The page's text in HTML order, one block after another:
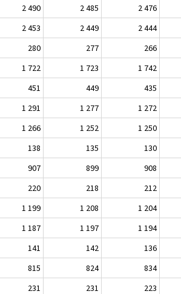
2 490 2 485 2 476
2 453 2 449 2 444
280 277 266
1 722 1 723 1 742
451 449 435
1 291 1 277 1 272
1 266 1 252 1 250
138 135 130
907 899 908
220 218 212
1 199 1 208 1 204
1 187 1 197 1 194
141 142 136
815 824 834
231 231 223